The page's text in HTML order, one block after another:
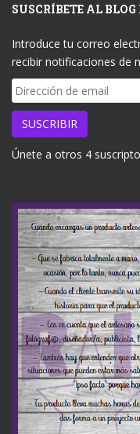
SUSCRÍBETE AL BLOG
Introduce tu correo
recibir notificaciones de
Dirección
de
email
SUSCRIBIR
Únete a otros 4